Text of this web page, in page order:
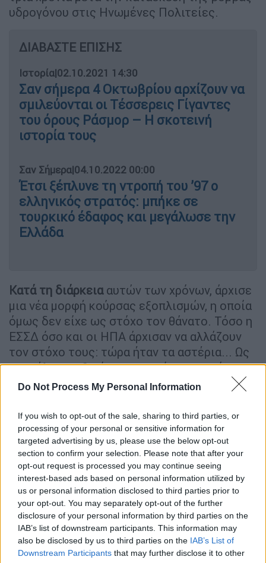
Do Not Process My Personal Information
If you wish to opt-out of the sale, sharing to third parties, or
processing of your personal or sensitive information for
targeted advertising by us, please use the below opt-out
section to confirm your selection. Please note that after your
opt-out request is processed you may continue seeing
interest-based ads based on personal information utilized by
us or personal information disclosed to third parties prior to
your opt-out. You may separately opt-out of the further
disclosure of your personal information by third parties on the
IAB’s list of downstream participants. This information may
also be disclosed by us to third parties on the IAB’s List of
Downstream Participants that may further disclose it to other
υδρογόνου στις Ηνωμένες Πολιτείες.
ΔΙΑΒΑΣΤΕ ΕΠΙΣΗΣ
Ιστορία|02.10.2021 14:30
Σαν σήμερα 4 Οκτωβρίου αρχίζουν να
σμιλεύονται οι Τέσσερεις Γίγαντες
του όρους Ράσμορ – Η σκοτεινή
ιστορία τους
Σαν Σήμερα|04.10.2022 00:00
Έτσι ξέπλυνε τη ντροπή του ’97 ο
ελληνικός στρατός: μπήκε σε
τουρκικό έδαφος και μεγάλωσε την
Ελλάδα
Κατά τη διάρκειααυτών των χρόνων, άρχισε
μια νέα μορφή κούρσας εξοπλισμών, η οποία
όμως δεν είχε ως στόχο τον θάνατο. Τόσο η
ΕΣΣΔ όσο και οι ΗΠΑ άρχισαν να αλλάζουν
τον στόχο τους: τώρα ήταν τα αστέρια... Ως
αποτέλεσμα, ξεκίνησε η περίφημη «κούρσα
του διαστήματος».
«στόχο» της κούρσας με την εκτόξευση, μια
μέρασαν σήμερα, 4 Οκτωβρίου του 1957 του
Sputnik 1, του πρώτου δορυφόρου που
τέθηκε σε τροχιά γύρω από τη Γη. Η ιστορία
του Σπούτνικ (Sputnik θα πει συνοδός ή
συνταξιδιώτης στα ρωσικά) και κατ'
επέκταση του διαστημικού προγράμματος
της ΕΣΣΔ άρχισε στις 27 Μαΐου του 1954,
όταν ο σχεδιαστής και μηχανικός πυραύλων